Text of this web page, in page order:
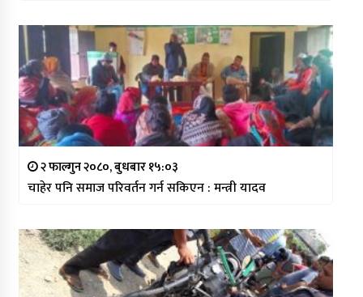
२ फाल्गुन २०८०, बुधबार १५:०३
चाहेर पनि समाज परिवर्तन गर्न सकिएन : मन्त्री यादव